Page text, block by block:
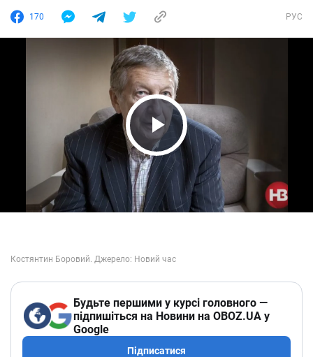
170 РУС
Play Video
Будьте першими у курсі головного —
підпишіться на Новини на OBOZ.UA у
Google
Підписатися